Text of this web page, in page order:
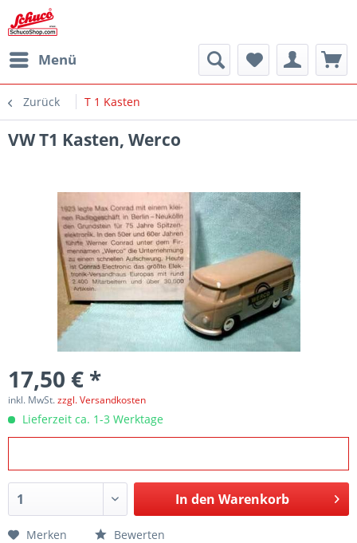
Menü
Zurück T 1 Kasten
VW T1 Kasten, Werco
17,50 € *
inkl. MwSt.zzgl. Versandkosten
Lieferzeit ca. 1-3 Werktage
In den Warenkorb
Merken Bewerten